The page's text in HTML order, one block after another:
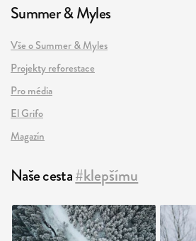
Summer & Myles
Vše o Summer & Myles
Projekty reforestace
Pro média
El Grifo
Magazín
Naše cesta#klepšímu